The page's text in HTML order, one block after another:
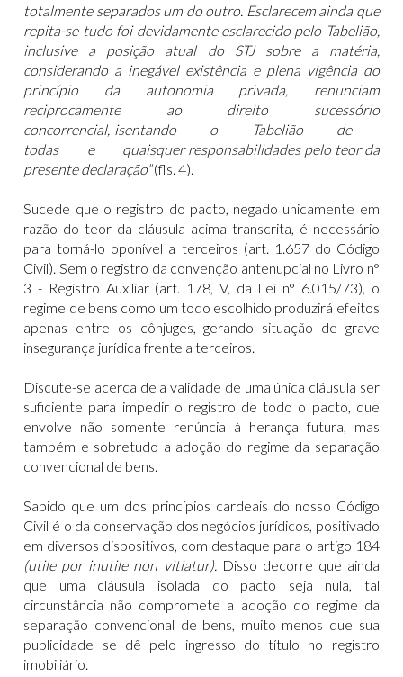
totalmente separados um do outro. Esclarecem ainda que
repita-se tudo foi devidamente esclarecido pelo Tabelião,
inclusive a posição atual do STJ sobre a matéria,
considerando a inegável existência e plena vigência do
princípio da autonomia privada, renunciam
reciprocamente ao direito sucessório
concorrencial, isentandoo Tabelião de
todas e quaisquer responsabilidades pelo teor da
presente declaração”(fls. 4).
Sucede que o registro do pacto, negado unicamente em
razão do teor da cláusula acima transcrita, é necessário
para torná-lo oponível a terceiros (art. 1.657 do Código
Civil). Sem o registro da convenção antenupcial no Livro n°
3 - Registro Auxiliar (art. 178, V, da Lei n° 6.015/73), o
regime de bens como um todo escolhido produzirá efeitos
apenas entre os cônjuges, gerando situação de grave
insegurança jurídica frente a terceiros.
Discute-se acerca de a validade de uma única cláusula ser
suficiente para impedir o registro de todo o pacto, que
envolve não somente renúncia à herança futura, mas
também e sobretudo a adoção do regime da separação
convencional de bens.
Sabido que um dos princípios cardeais do nosso Código
Civil é o da conservação dos negócios jurídicos, positivado
em diversos dispositivos, com destaque para o artigo 184
(utile por inutile non vitiatur). Disso decorre que ainda
que uma cláusula isolada do pacto seja nula, tal
circunstância não compromete a adoção do regime da
separação convencional de bens, muito menos que sua
publicidade se dê pelo ingresso do título no registro
imobiliário.